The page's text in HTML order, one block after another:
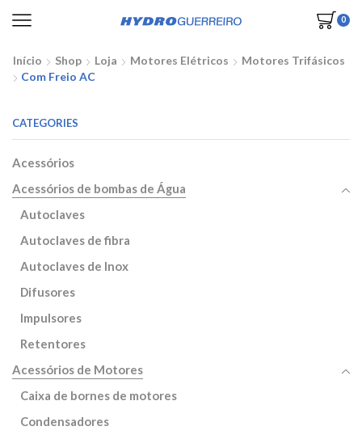
0
Início Shop Loja Motores Elétricos
Motores Trifásicos
Com Freio AC
CATEGORIES
Acessórios
Acessórios de bombas de Água
Autoclaves
Autoclaves de fibra
Autoclaves de Inox
Difusores
Impulsores
Retentores
Acessórios de Motores
Caixa de bornes de motores
Condensadores